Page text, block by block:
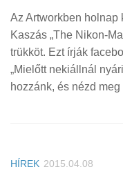
Az Artworkben holnap
Kaszás „The Nikon-
trükköt. Ezt írják
„Mielőtt nekiállnál
hozzánk, és nézd
HÍREK 2015.04.08